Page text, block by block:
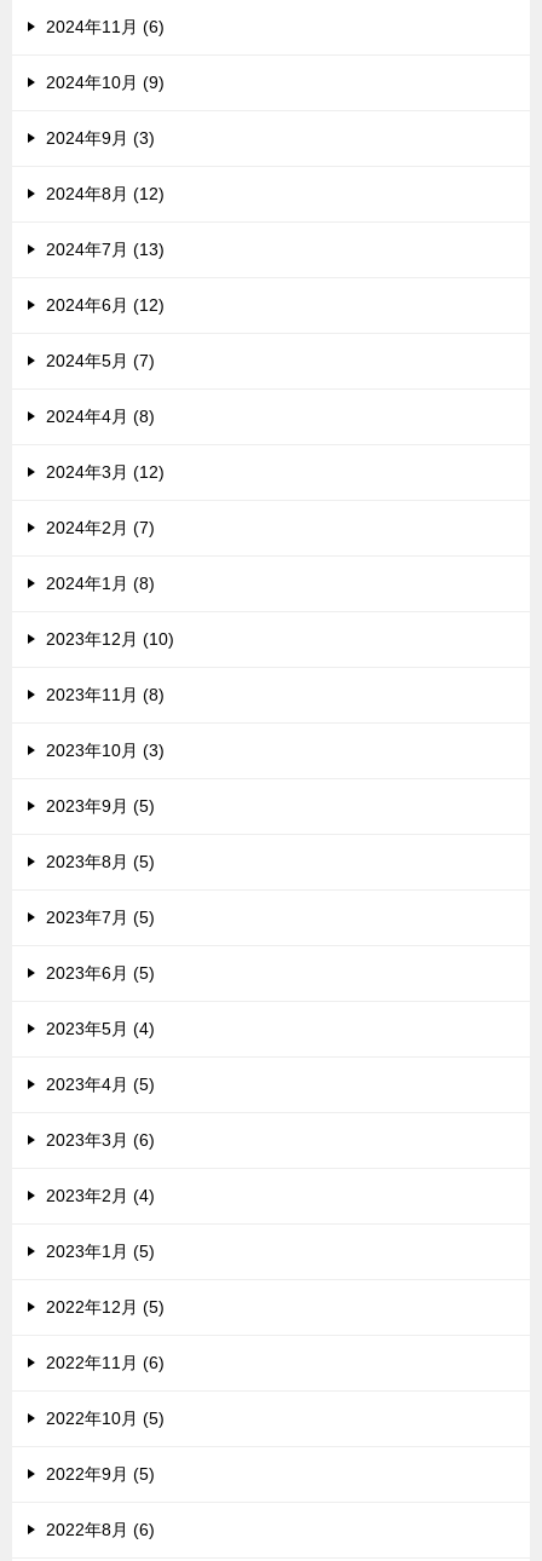
2024年11月 (6)
2024年10月 (9)
2024年9月 (3)
2024年8月 (12)
2024年7月 (13)
2024年6月 (12)
2024年5月 (7)
2024年4月 (8)
2024年3月 (12)
2024年2月 (7)
2024年1月 (8)
2023年12月 (10)
2023年11月 (8)
2023年10月 (3)
2023年9月 (5)
2023年8月 (5)
2023年7月 (5)
2023年6月 (5)
2023年5月 (4)
2023年4月 (5)
2023年3月 (6)
2023年2月 (4)
2023年1月 (5)
2022年12月 (5)
2022年11月 (6)
2022年10月 (5)
2022年9月 (5)
2022年8月 (6)